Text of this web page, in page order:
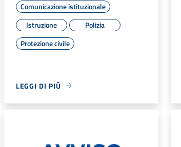
Comunicazione istituzionale
Istruzione
Polizia
Protezione civile
LEGGI DI PIÙ